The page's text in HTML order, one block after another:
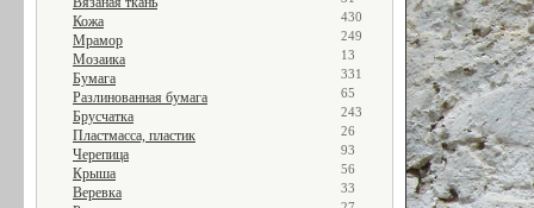
Кожа 430
Мрамор 249
Мозаика 13
Бумага 331
Разлинованная бумага 65
Брусчатка 243
Пластмасса, пластик 26
Черепица 93
Крыша 56
Веревка 33